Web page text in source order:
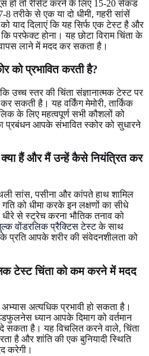
हो तो रीसेट करने के लिए 15-20 सेकंड
तरीके से एक या दो धीमी, गहरी सांसें
याद दिलाएं कि यह सिर्फ एक टेस्ट है और
परफेक्ट होना। यह छोटा विराम चिंता के
लाने में मदद कर सकता है।
को प्रभावित करती है?
उच्च स्तर की चिंता संज्ञानात्मक टेस्ट पर
सकती है। यह वर्किंग मेमोरी, तार्किक
के लिए महत्वपूर्ण सभी कौशलों को
प्रबंधन आपके संभावित स्कोर को सुधारने
क्या हैं और मैं उन्हें कैसे नियंत्रित कर
सांस, पसीना और कांपते हाथ शामिल
को धीमा करके इन लक्षणों का सीधे
से स्ट्रेच करना भौतिक तनाव को
वोंडरलिक प्रैक्टिस टेस्टके साथ
के प्रति आपके शरीर की संवेदनशीलता को
टेस्ट चिंता को कम करने में मदद
अत्यधिक प्रभावी हो सकता है।
ध्यान आपके दिमाग को वर्तमान
सकता है। यह विचलित करने वाले, चिंता
है और शांति की एक बुनियादी स्थिति
करेगी।